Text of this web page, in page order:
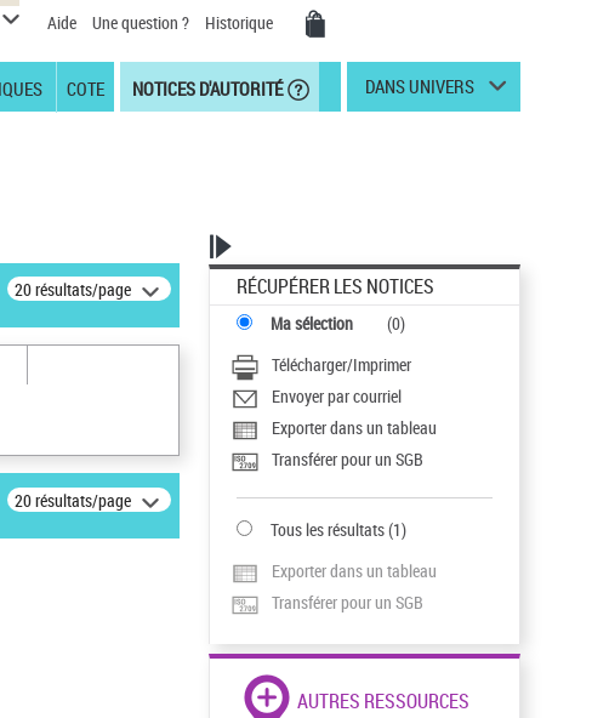
Aide Une question ? Historique
COTE NOTICES D'AUTORITÉ DANS UNIVERS
20 résultats/page
20 résultats/page
RÉCUPÉRER LES NOTICES
Ma sélection (0)
Télécharger/Imprimer
Envoyer par courriel
Exporter dans un tableau
Transférer pour un SGB
Tous les résultats(1)
Exporter dans un tableau
Transférer pour un SGB
AUTRES RESSOURCES